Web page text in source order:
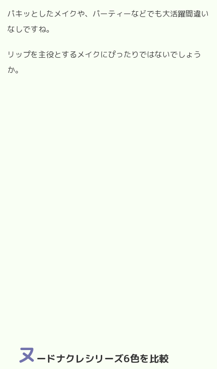
パキッとしたメイクや、パーティーなどでも大活躍間違い
なしですね。
リップを主役とするメイクにぴったりではないでしょう
か。
ヌ ードナクレシリーズ6色を比較